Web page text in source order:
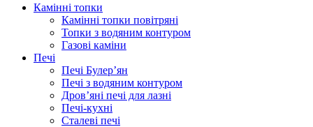
Камінні топки
Камінні топки повітряні
Топки з водяним контуром
Газові каміни
Печі
Печі Булер’ян
Печі з водяним контуром
Дров’яні печі для лазні
Печі-кухні
Сталеві печі